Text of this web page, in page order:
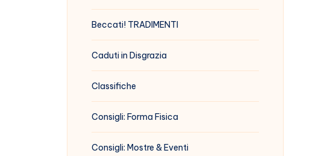
Beccati! TRADIMENTI
Caduti in Disgrazia
Classifiche
Consigli: Forma Fisica
Consigli: Mostre & Eventi